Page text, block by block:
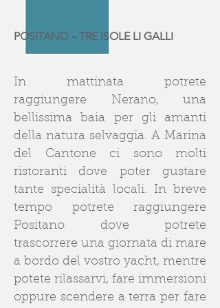
POSITANO – TRE ISOLE LI GALLI
In mattinata potrete
raggiungere Nerano, una
bellissima baia per gli amanti
della natura selvaggia. A Marina
del Cantone ci sono molti
ristoranti dove poter gustare
tante specialità locali. In breve
tempo potrete raggiungere
Positano dove potrete
trascorrere una giornata di mare
a bordo del vostro yacht, mentre
potete rilassarvi, fare immersioni
oppure scendere a terra per fare